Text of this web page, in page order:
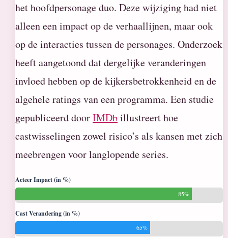
het hoofdpersonage duo. Deze wijziging had niet
alleen een impact op de verhaallijnen, maar ook
op de interacties tussen de personages. Onderzoek
heeft aangetoond dat dergelijke veranderingen
invloed hebben op de kijkersbetrokkenheid en de
algehele ratings van een programma. Een studie
gepubliceerd doorIMDbillustreert hoe
castwisselingen zowel risico’s als kansen met zich
meebrengen voor langlopende series.
Acteer Impact (in %)
85%
Cast Verandering (in %)
65%